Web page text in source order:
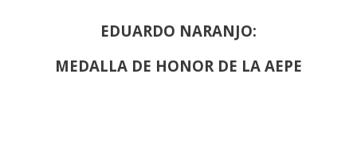
EDUARDO NARANJO:
MEDALLA DE HONOR DE LA AEPE